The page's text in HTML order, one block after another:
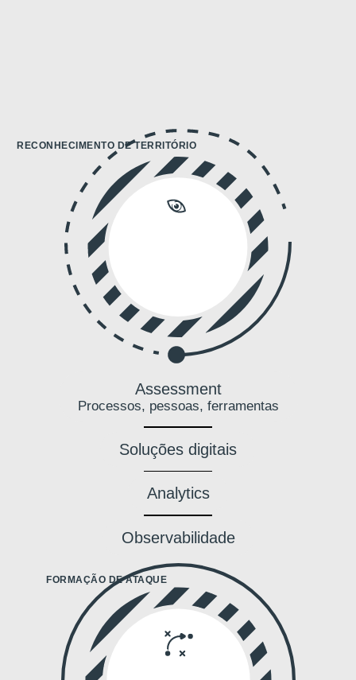
RECONHECIMENTO DE TERRITÓRIO
Assessment
Processos, pessoas, ferramentas
Soluções digitais
Analytics
Observabilidade
FORMAÇÃO DE ATAQUE